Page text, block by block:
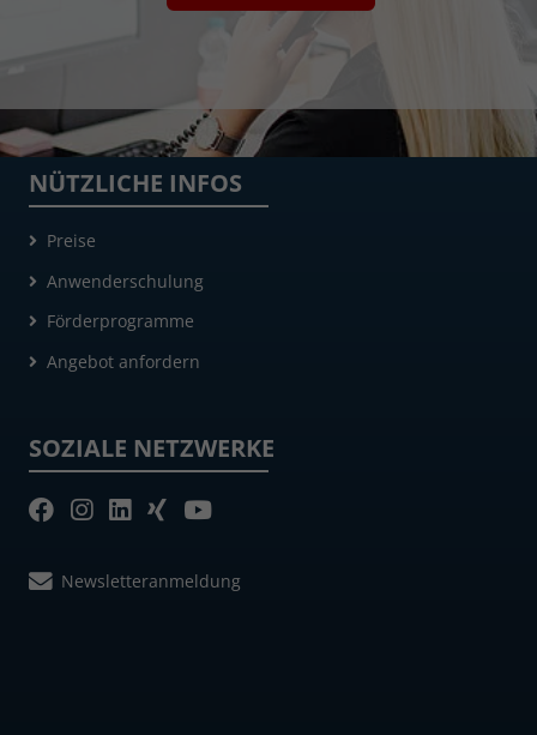
NÜTZLICHE INFOS
Preise
Anwenderschulung
Förderprogramme
Angebot anfordern
SOZIALE NETZWERKE
Newsletteranmeldung